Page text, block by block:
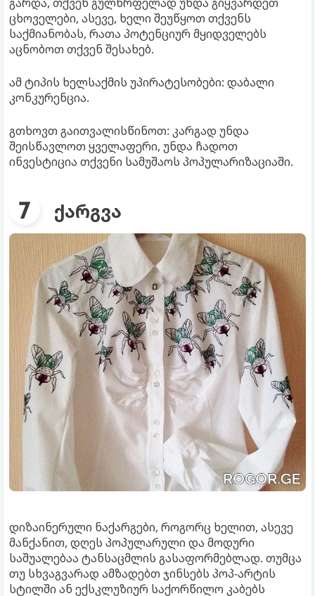
ცხოველები, ასევე, ხელი შეუწყოთ თქვენს
საქმიანობას, რათა პოტენციურ მყიდველებს
აცნობოთ თქვენ შესახებ.
ამ ტიპის ხელსაქმის უპირატესობები: დაბალი
კონკურენცია.
გთხოვთ გაითვალისწინოთ: კარგად უნდა
შეისწავლოთ ყველაფერი, უნდა ჩადოთ
ინვესტიცია თქვენი სამუშაოს პოპულარიზაციაში.
ქარგვა
დიზაინერული ნაქარგები, როგორც ხელით, ასევე
მანქანით, დღეს პოპულარული და მოდური
საშუალებაა ტანსაცმლის გასაფორმებლად. თუმცა
თუ სხვაგვარად ამზადებთ ჯინსებს პოპ-არტის
სტილში ან ექსკლუზიურ საქორწილო კაბებს